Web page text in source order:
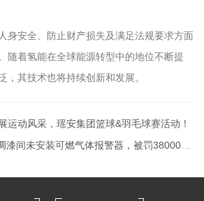
身安全、防止财产损失及满足法规要求方面
随着氢能在全球能源转型中的地位不断提
，其技术也将持续创新和发展。
运动风采，瑶安集团篮球&羽毛球赛活动！
间未安装可燃气体报警器，被罚38000元！